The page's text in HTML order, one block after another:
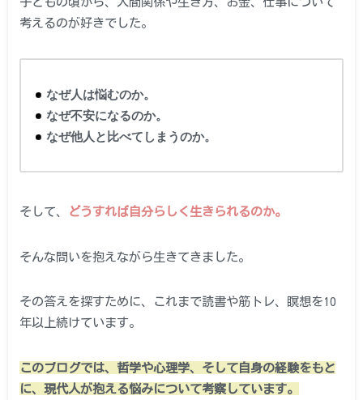
考えるのが好きでした。
なぜ人は悩むのか。
なぜ不安になるのか。
なぜ他人と比べてしまうのか。
そして、 どうすれば自分らしく生きられるのか。
そんな問いを抱えながら生きてきました。
その答えを探すために、これまで読書や筋トレ、瞑想を10
年以上続けています。
このブログでは、哲学や心理学、そして自身の経験をもと
に、現代人が抱える悩みについて考察しています。